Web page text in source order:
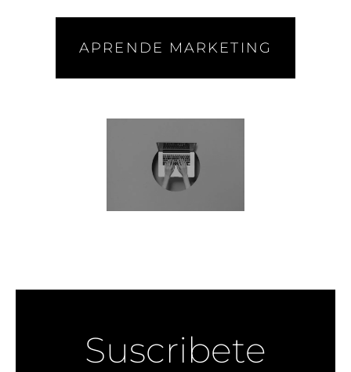
APRENDE MARKETING
Suscribete